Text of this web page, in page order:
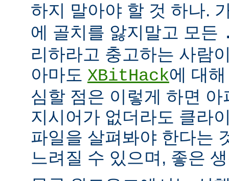
하지 말아야 할 것 하나.
에 골치를 앓지말고 모든
리하라고 충고하는 사람
아마도 XBitHack에 대
심할 점은 이렇게 하면
지시어가 없더라도 클라
파일을 살펴봐야 한다는
느려질 수 있으며, 좋은